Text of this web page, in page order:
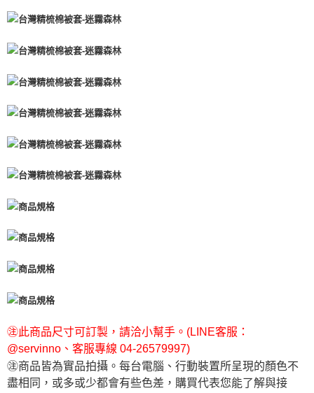
㊟此商品尺寸可訂製，請洽小幫手。(LINE客服：
@servinno、客服專線 04-26579997)
㊟商品皆為實品拍攝。每台電腦、行動裝置所呈現的顏色不
盡相同，或多或少都會有些色差，購買代表您能了解與接